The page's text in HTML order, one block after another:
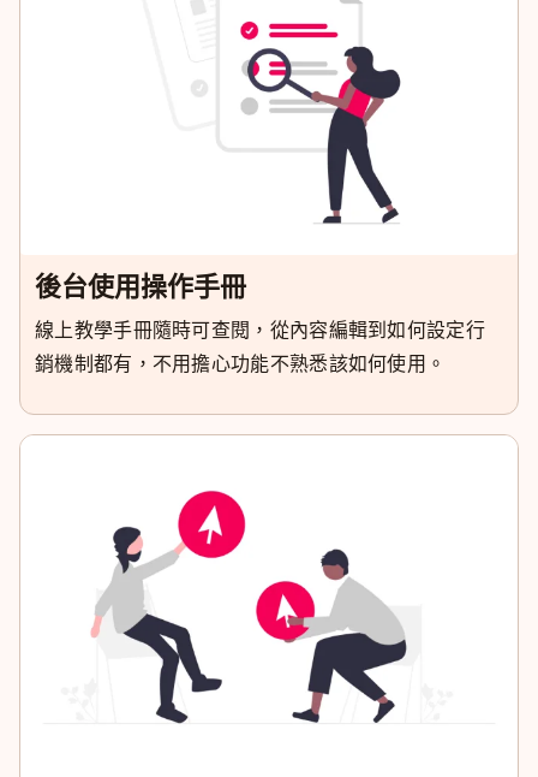
後台使用操作手冊
線上教學手冊隨時可查閱，從內容編輯到如何設定行
銷機制都有，不用擔心功能不熟悉該如何使用。